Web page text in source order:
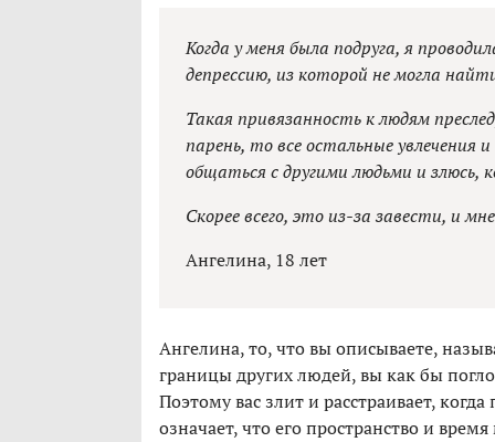
Когда у меня была подруга, я
депрессию, из которой не могла
Такая привязанность к людям
парень, то все остальные
общаться с другими людьми и злюсь,
Скорее всего, это из-за завести, и
Ангелина, 18 лет
Ангелина, то, что вы описываете,
границы других людей, вы как бы
Поэтому вас злит и расстраивает,
означает, что его пространство и